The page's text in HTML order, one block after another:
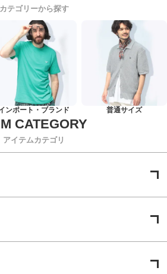
カテゴリーから探す
ンポート・ブランド 普通サイズ
アイテムカテゴリ